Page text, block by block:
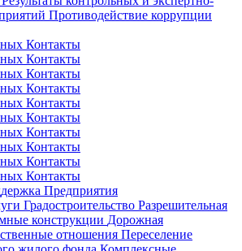
Противодействие коррупции
Контакты
Контакты
Контакты
Контакты
Контакты
Контакты
Контакты
Контакты
Контакты
Контакты
Предприятия
Градостроительство Разрешительная
конструкции Дорожная
отношения Переселение